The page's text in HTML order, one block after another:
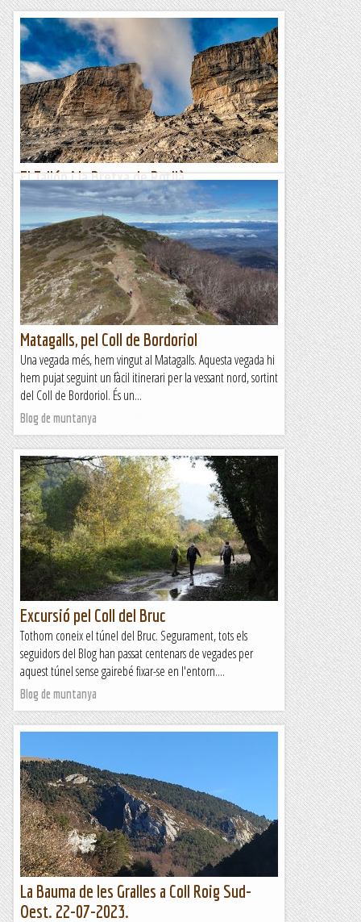
El Tallón i la Bretxa de Rotllà
Diuen els entesos —els entesos de veritat, no pas els
aprenents de diumenge amb botes noves, sinó els que
porten la muntanya al rostre— que el Tallón és el tresmil
més...
A un tir de pedra
Matagalls, pel Coll de Bordoriol
Una vegada més, hem vingut al Matagalls. Aquesta vegada hi
hem pujat seguint un fàcil itinerari per la vessant nord, sortint
del Coll de Bordoriol. És un...
Blog de muntanya
Excursió pel Coll del Bruc
Tothom coneix el túnel del Bruc. Segurament, tots els
seguidors del Blog han passat centenars de vegades per
aquest túnel sense gairebé fixar-se en l'entorn....
Blog de muntanya
La Bauma de les Gralles a Coll Roig Sud-
Oest. 22-07-2023.